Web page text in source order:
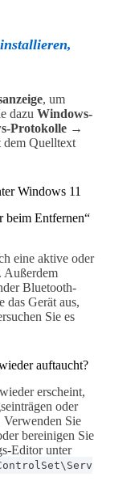
, um
dazu Windows-
Protokolle →
dem Quelltext
Windows 11
beim Entfernen“
eine aktive oder
Außerdem
Bluetooth-
das Gerät aus,
Sie es
auftaucht?
erscheint,
oder
Verwenden Sie
bereinigen Sie
Editor unter